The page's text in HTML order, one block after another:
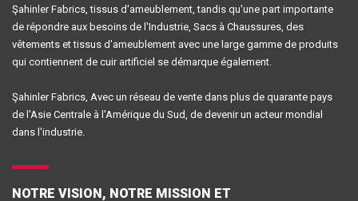
Şahinler Fabrics, tissus d'ameublement, tandis qu'une part importante
de répondre aux besoins de l'Industrie, Sacs à Chaussures, des
vêtements et tissus d'ameublement avec une large gamme de produits
qui contiennent de cuir artificiel se démarque également.
Şahinler Fabrics, Avec un réseau de vente dans plus de quarante pays
de l'Asie Centrale à l'Amérique du Sud, de devenir un acteur mondial
dans l'industrie.
NOTRE VISION, NOTRE MISSION ET